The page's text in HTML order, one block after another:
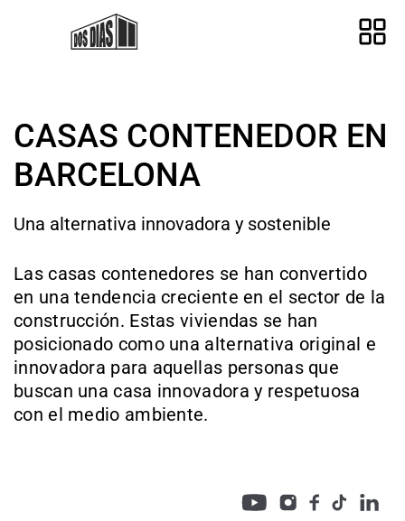
CASAS CONTENEDOR EN
BARCELONA
Una alternativa innovadora y sostenible
Las casas contenedores se han convertido
en una tendencia creciente en el sector de la
construcción. Estas viviendas se han
posicionado como una alternativa original e
innovadora para aquellas personas que
buscan una casa innovadora y respetuosa
con el medio ambiente.